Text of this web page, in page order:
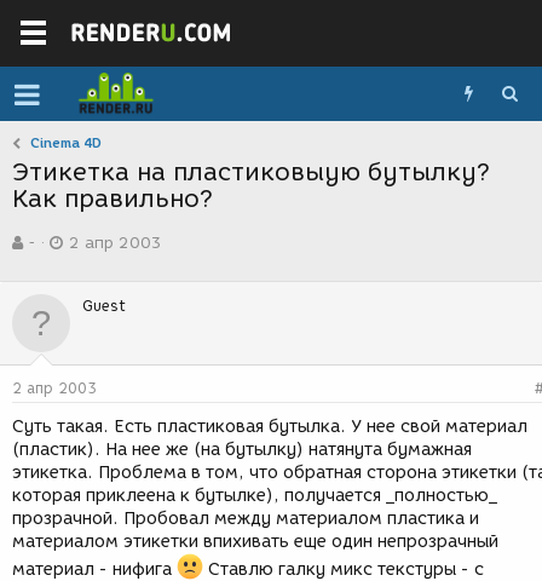
Cinema 4D
Этикетка на пластиковыую бутылку?
Как правильно?
в
р
-
а
д
н
и
я
2 апр 2003
Guest
2 апр 2003
Суть такая. Есть пластиковая бутылка. У нее свой материал
(пластик). На нее же (на бутылку) натянута бумажная
этикетка. Проблема в том, что обратная сторона этикетки
которая приклеена к бутылке), получается _полностью_
прозрачной. Пробовал между материалом пластика и
материалом этикетки впихивать еще один непрозрачный
материал - нифига
Ставлю галку микс текстуры - с